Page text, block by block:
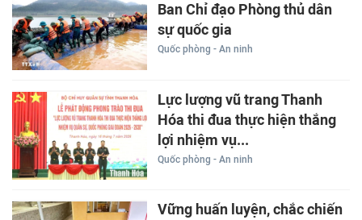
Ban Chỉ đạo Phòng thủ dân
sự quốc gia
Quốc phòng - An ninh
Lực lượng vũ trang Thanh
Hóa thi đua thực hiện thắng
lợi nhiệm vụ...
Quốc phòng - An ninh
Vững huấn luyện, chắc chiến